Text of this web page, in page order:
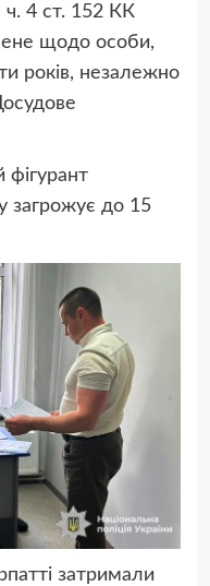
ч. 4 ст. 152 КК
щодо особи,
років, незалежно
фігурант
загрожує до 15
затримали